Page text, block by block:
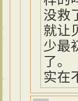
没救
就让
少最
了。
实在